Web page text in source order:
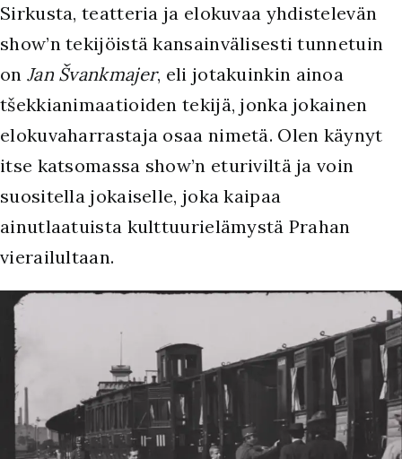
Sirkusta, teatteria ja elokuvaa yhdistelevän
show’n tekijöistä kansainvälisesti tunnetuin
on Jan Švankmajer, eli jotakuinkin ainoa
tšekkianimaatioiden tekijä, jonka jokainen
elokuvaharrastaja osaa nimetä. Olen käynyt
itse katsomassa show’n eturiviltä ja voin
suositella jokaiselle, joka kaipaa
ainutlaatuista kulttuurielämystä Prahan
vierailultaan.